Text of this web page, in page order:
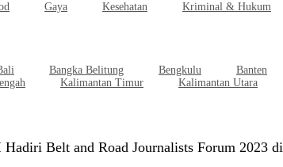
Gaya Kesehatan Kriminal & Hukum
Bangka Belitung Bengkulu Banten
Kalimantan Timur Kalimantan Utara
Belt and Road Journalists Forum 2023